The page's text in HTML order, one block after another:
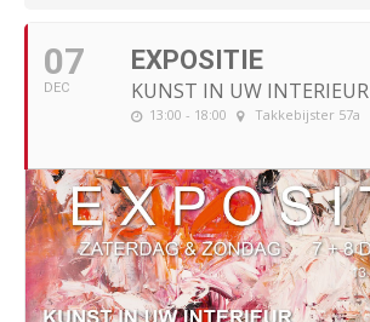
07
DEC
EXPOSITIE
KUNST IN UW INTERIEUR
13:00 - 18:00 Takkebijster 57a